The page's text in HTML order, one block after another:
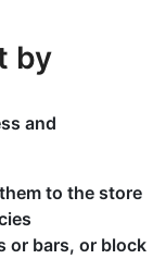
by
and
to the store
or bars, or block